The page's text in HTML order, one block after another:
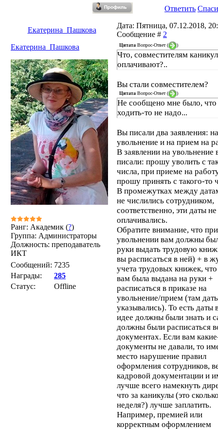
Ответить
Екатерина_Пашкова
Дата: Пятница, 07.12.2018,
Сообщение # 2
Екатерина_Пашкова
Ранг: Академик (?)
Группа: Администраторы
Должность: преподаватель
ИКТ
Сообщений: 7235
Награды:
285
Статус:
Offline
Цитата Вопрос-Ответ( )
Что, совместителям
оплачивают?..
Вы стали совместителем?
Цитата Вопрос-Ответ( )
Не сообщено мне было, что
ходить-то не надо...
Вы писали два заявления: на
увольнение и на прием на
В заявлении на увольнение
писали: прошу уволить с
числа, при приеме на
прошу принять с такого-то
В промежутках между
не числились сотрудником,
соответственно, эти даты не
оплачивались.
Обратите внимание, что при
увольнении вам должны
руки выдать трудовую
вы расписаться в ней) + в
учета трудовых книжек,
вам была выдана на руки +
расписаться в приказе на
увольнение/прием (там
указывались). То есть даты
идее должны были знать и
должны были расписаться
документах. Если вам
документы не давали, то
место нарушение правил
оформления сотрудников,
кадровой документации и
лучше всего намекнуть
что за каникулы (это
неделя?) лучше заплатить.
Например, премией или
корректным оформлением